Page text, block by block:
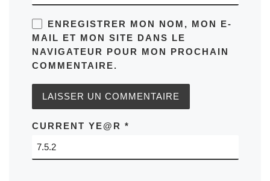
ENREGISTRER MON NOM, MON E-
MAIL ET MON SITE DANS LE
NAVIGATEUR POUR MON PROCHAIN
COMMENTAIRE.
CURRENT YE@R *